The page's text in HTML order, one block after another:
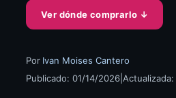
Ver dónde comprarlo ↓
Por Ivan Moises Cantero
Publicado: 01/14/2026 Actualizada: